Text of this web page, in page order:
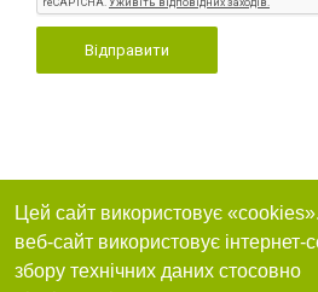
Відправити
Цей сайт використовує
веб-сайт використовує інтернет-
збору технічних даних стосовно